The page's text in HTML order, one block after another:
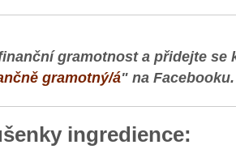
gramotnost a přidejte se
gramotný/á" na Facebooku.
ingredience: